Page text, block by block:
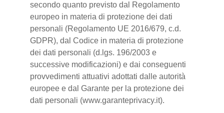
secondo quanto previsto dal Regolamento
europeo in materia di protezione dei dati
personali (Regolamento UE 2016/679, c.d.
GDPR), dal Codice in materia di protezione
dei dati personali (d.lgs. 196/2003 e
successive modificazioni) e dai conseguenti
provvedimenti attuativi adottati dalle autorità
europee e dal Garante per la protezione dei
dati personali (www.garanteprivacy.it).